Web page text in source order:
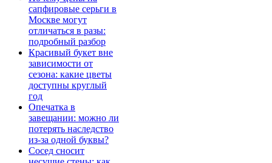
сапфировые серьги в
Москве могут
отличаться в разы:
подробный разбор
Красивый букет вне
зависимости от
сезона: какие цветы
доступны круглый
год
Опечатка в
завещании: можно ли
потерять наследство
из-за одной буквы?
Сосед сносит